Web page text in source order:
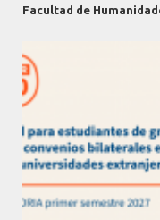
Facultad de